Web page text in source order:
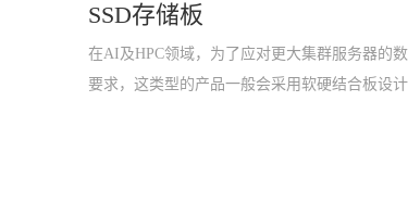
SSD存储板
在AI及HPC领域，为了应对更大集群服务器的
要求，这类型的产品一般会采用软硬结合板设